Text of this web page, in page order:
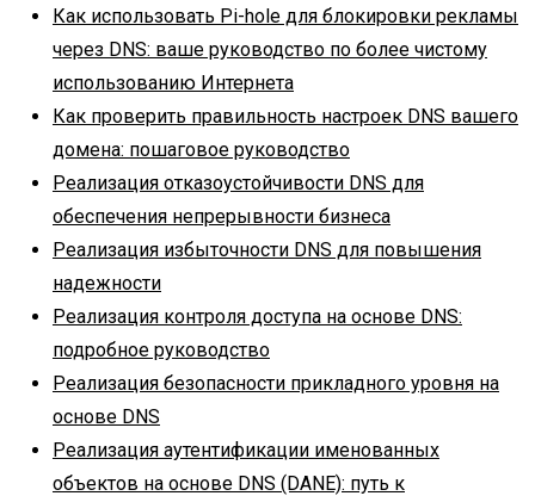
Как использовать Pi-hole для блокировки рекламы
через DNS: ваше руководство по более чистому
использованию Интернета
Как проверить правильность настроек DNS вашего
домена: пошаговое руководство
Реализация отказоустойчивости DNS для
обеспечения непрерывности бизнеса
Реализация избыточности DNS для повышения
надежности
Реализация контроля доступа на основе DNS:
подробное руководство
Реализация безопасности прикладного уровня на
основе DNS
Реализация аутентификации именованных
объектов на основе DNS (DANE): путь к